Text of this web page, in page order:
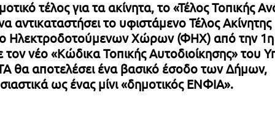
& ΔΡΟΜΟΙ ΕΡΓΑ & ΥΠΟΔΟΜΕΣ
LIFESTYLE ΤΟΠΙΚΑ ΝΕΑ ΥΠΗΡΕΣΙΕΣ ΝΕΑ
τέλος για τα ακίνητα, το «Τέλος Τοπικής
αντικαταστήσει το υφιστάμενο Τέλος
Ηλεκτροδοτούμενων Χώρων (ΦΗΧ) από την 1η
νέο «Κώδικα Τοπικής Αυτοδιοίκησης» του
θα αποτελέσει ένα βασικό έσοδο των Δήμων,
ως ένας μίνι «δημοτικός ΕΝΦΙΑ».